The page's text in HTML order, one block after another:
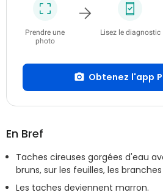
Prendre une
photo
Lisez le diagnostic
Obtenez l'app
En Bref
Taches cireuses gorgées d'eau
bruns, sur les feuilles, les
Les taches deviennent marron.